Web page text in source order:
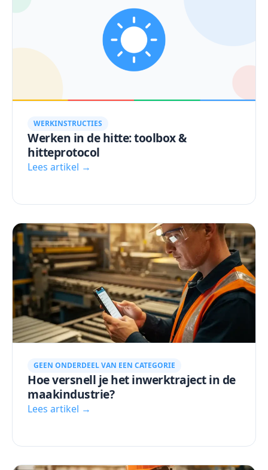
WERKINSTRUCTIES
Werken in de hitte: toolbox &
hitteprotocol
Lees artikel →
GEEN ONDERDEEL VAN EEN CATEGORIE
Hoe versnell je het inwerktraject in de
maakindustrie?
Lees artikel →